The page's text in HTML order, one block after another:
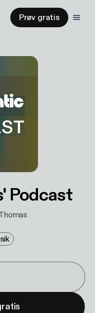
Prøv gratis
Podcast